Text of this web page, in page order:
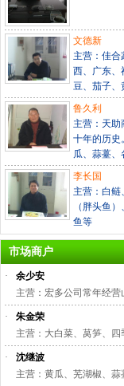
文德新
主营：佳合
西、广东、
豆、茄子、
鲁久利
主营：天助
十年的历史
瓜、蒜薹、
李长国
主营：白鲢
（胖头鱼
鱼等
市场商户
·
余少安
主营：宏多公司常年经
·
朱金荣
主营：大白菜、莴笋、
·
沈继波
主营：黄瓜、芜湖椒、